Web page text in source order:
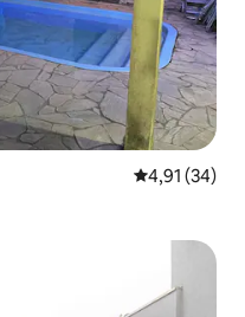
4,91 de uma
4,91 (34)